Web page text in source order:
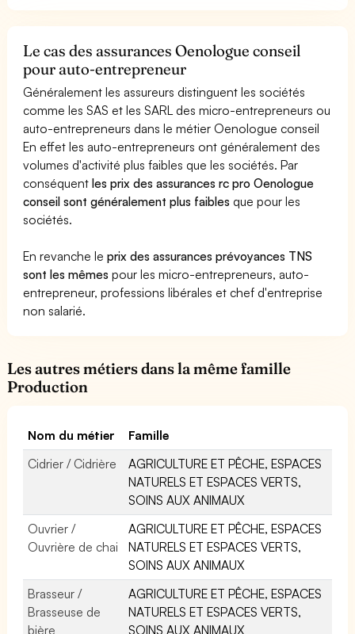
Le cas des assurances Oenologue conseil
pour auto-entrepreneur
Généralement les assureurs distinguent les sociétés
comme les SAS et les SARL des micro-entrepreneurs ou
auto-entrepreneurs dans le métier Oenologue conseil
En effet les auto-entrepreneurs ont généralement des
volumes d'activité plus faibles que les sociétés. Par
conséquentles prix des assurances rc pro Oenologue
conseil sont généralement plus faibles que pour les
sociétés.
En revanche leprix des assurances prévoyances TNS
sont les mêmes pour les micro-entrepreneurs, auto-
entrepreneur, professions libérales et chef d'entreprise
non salarié.
Les autres métiers dans la même famille
Production
Nom du métier
Famille
Cidrier / Cidrière
AGRICULTURE ET PÊCHE, ESPACES
NATURELS ET ESPACES VERTS,
SOINS AUX ANIMAUX
Ouvrier /
Ouvrière de chai
AGRICULTURE ET PÊCHE, ESPACES
NATURELS ET ESPACES VERTS,
SOINS AUX ANIMAUX
Brasseur /
Brasseuse de
bière
AGRICULTURE ET PÊCHE, ESPACES
NATURELS ET ESPACES VERTS,
SOINS AUX ANIMAUX